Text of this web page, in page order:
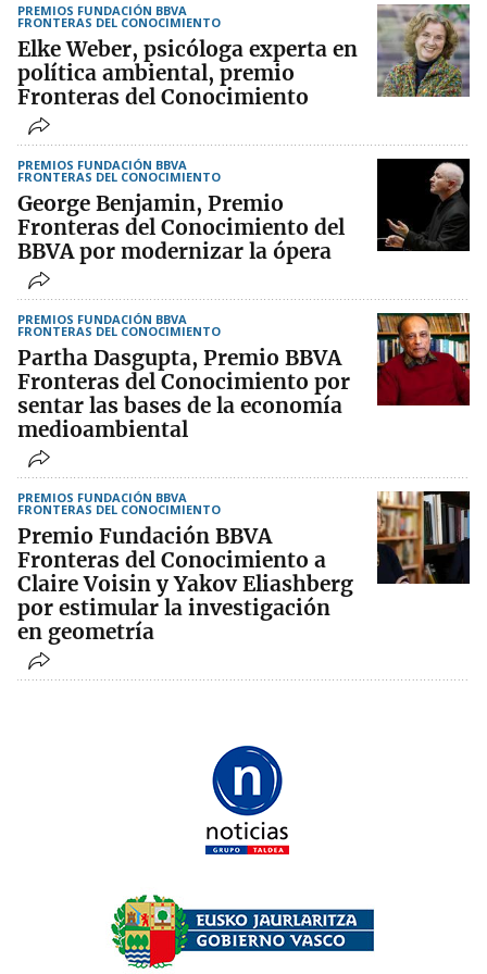
PREMIOS FUNDACIÓN BBVA
FRONTERAS DEL CONOCIMIENTO
Elke Weber, psicóloga experta en
política ambiental, premio
Fronteras del Conocimiento
PREMIOS FUNDACIÓN BBVA
FRONTERAS DEL CONOCIMIENTO
George Benjamin, Premio
Fronteras del Conocimiento del
BBVA por modernizar la ópera
PREMIOS FUNDACIÓN BBVA
FRONTERAS DEL CONOCIMIENTO
Partha Dasgupta, Premio BBVA
Fronteras del Conocimiento por
sentar las bases de la economía
medioambiental
PREMIOS FUNDACIÓN BBVA
FRONTERAS DEL CONOCIMIENTO
Premio Fundación BBVA
Fronteras del Conocimiento a
Claire Voisin y Yakov Eliashberg
por estimular la investigación
en geometría